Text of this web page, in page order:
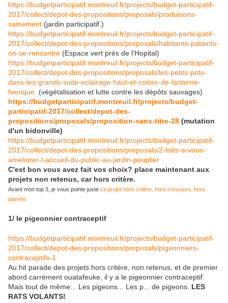
https://budgetparticipatif.montreuil.fr/projects/budget-participatif-
2017/collect/depot-des-propositions/proposals/produisons-
sainement (jardin participatif.)
https://budgetparticipatif.montreuil.fr/projects/budget-participatif-
2017/collect/depot-des-propositions/proposals/habitants-patients-
on-se-rencontre (Espace vert près de l'Hopital)
https://budgetparticipatif.montreuil.fr/projects/budget-participatif-
2017/collect/depot-des-propositions/proposals/les-petits-pots-
dans-les-grands-suite-eclairage-haut-et-colore-de-lanterne-
feerique (végétalisation et lutte contre les dépôts sauvages)
https://budgetparticipatif.montreuil.fr/projects/budget-
participatif-2017/collect/depot-des-
propositions/proposals/proposition-sans-titre-28 (mutation
d'un bidonville)
https://budgetparticipatif.montreuil.fr/projects/budget-participatif-
2017/collect/depot-des-propositions/proposals/2-toits-a-vous-
ameliorer-l-accueil-du-public-au-jardin-pouplier
C'est bon vous avez fait vos choix? place maintenant aux
projets non retenus, car hors critère.
Avant mon top 3, je vous pointe juste ce projet hors critère, hors concours, hors
planète
1/ le pigeonnier contraceptif
https://budgetparticipatif.montreuil.fr/projects/budget-participatif-
2017/collect/depot-des-propositions/proposals/pigeonniers-
contraceptifs-1
Au hit parade des projets hors critère, non retenus, et de premier
abord carrément ouatafeuke, il y a le pigeonnier contraceptif.
Mais tout de même... Les pigeons... Les p... de pigeons. LES
RATS VOLANTS!